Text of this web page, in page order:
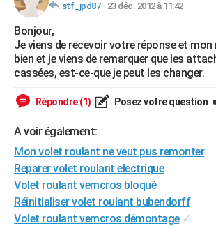
Retraite
Impôts
Epargne
Immobilier
Risques naturels par ville
Banque
Assurance
Crédit
AUTO
Essais
Réserver un essai
Citadines
Berlines
SUV
Forum auto
+HIGH-TECH
Mobiles
Meilleur smartphone
Internet
Ordinateurs
Jeux vidéo
Guide high-tech
+BRICOLAGE
Forum
Aménagement intérieur
Extérieur
Cuisine
Salle de bains
Jardinage
Rangement
WEEK-END
LIFESTYLE
Art de vivre
Bien-être
Loisirs
Mode
Modes de vie
SANTE
Alimentation
Guide de la santé
Maladies
Médicaments
Sommeil
VOYAGE
Destinations
City break
Voyage nature
Voyage de noces
Forum
Climat
+PHOTO
stf_jpd87- 23 déc. 2012 à 11:42
Bonjour,
Je viens de recevoir votre réponse et
bien et je viens de remarquer que les
cassées, est-ce-que je peut les changer.
Répondre (1) Posez votre question
A voir également:
Mon volet roulant ne veut pus remonter
Reparer volet roulant electrique
Volet roulant vemcros bloqué
Réinitialiser volet roulant bubendorff
Volet roulant vemcros démontage ✓